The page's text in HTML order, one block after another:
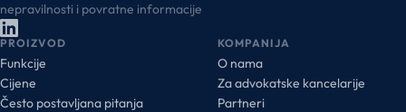
nepravilnosti i povratne informacije
PROIZVOD
Funkcije
Cijene
Često postavljana pitanja
KOMPANIJA
O nama
Za advokatske kancelarije
Partneri